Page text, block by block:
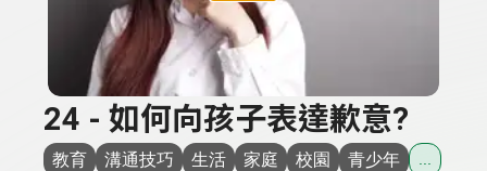
24 - 如何向孩子表達歉意?
教育 溝通技巧 生活 家庭 校園 青少年